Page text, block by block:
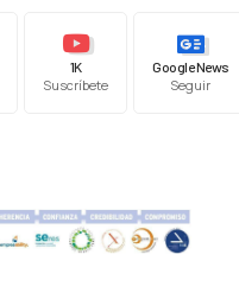
1K
Suscríbete
Google News
Seguir